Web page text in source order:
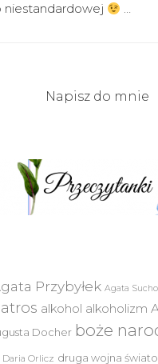
niestandardowej
…
Napisz do mnie
Przybyłek Agata
alkohol alkoholizm
Docher boże
Daria Orlicz druga wojna